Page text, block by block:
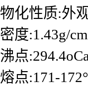
物化性质:外
密度:1.43g/
沸点
熔点:171-